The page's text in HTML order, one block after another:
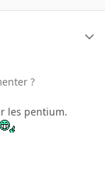
?
les pentium.